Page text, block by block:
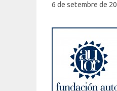
6 de setembre de